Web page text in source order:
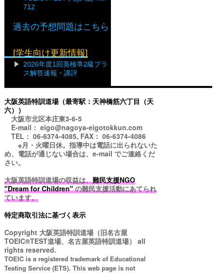
712
過去の予想問題はこちら
[学生向け更新情報]
2026年度1回英検準2級プラ
ス解答速報・講評
大阪英語特訓道場（最寄駅：天神橋筋六丁目（天
六））
大阪市北区本庄東3-6-5
E-mail： eigo@nagoya-eigotokkun.com
TEL： 06-6374-4085, FAX： 06-6374-4086
※月・火曜日休。指導中は電話に出られないた
め、電話が通じない場合は、e-mail でご連絡くだ
さい。
大阪英語特訓道場の収益は、難民支援NGO
"Dream for Children"の難民支援活動にあてられ
ています。
特定商取引法に基づく表示
Copyright 大阪英語特訓道場（旧名古屋
TOEIC®TEST道場、名古屋英語特訓道場） all
rights reserved.
TOEIC is a registered trademark of Educational
Testing Service (ETS). This web page is not